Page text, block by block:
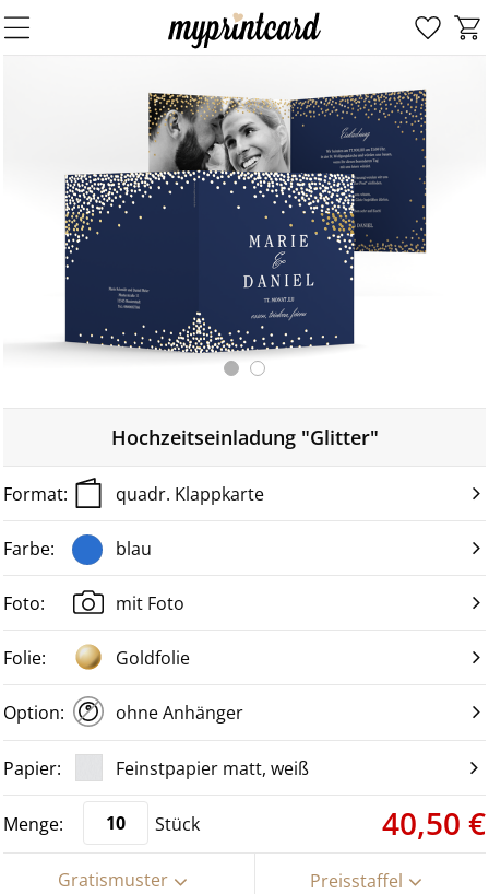
Hochzeitseinladung "Glitter"
quadr. Klappkarte
blau
mit Foto
Goldfolie
ohne Anhänger
Feinstpapier matt, weiß
Stück 40,50 €
Gratismuster Preisstaffel